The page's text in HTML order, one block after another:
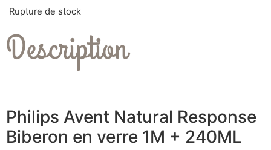
Rupture de stock
Description
Philips Avent Natural Response
Biberon en verre 1M + 240ML